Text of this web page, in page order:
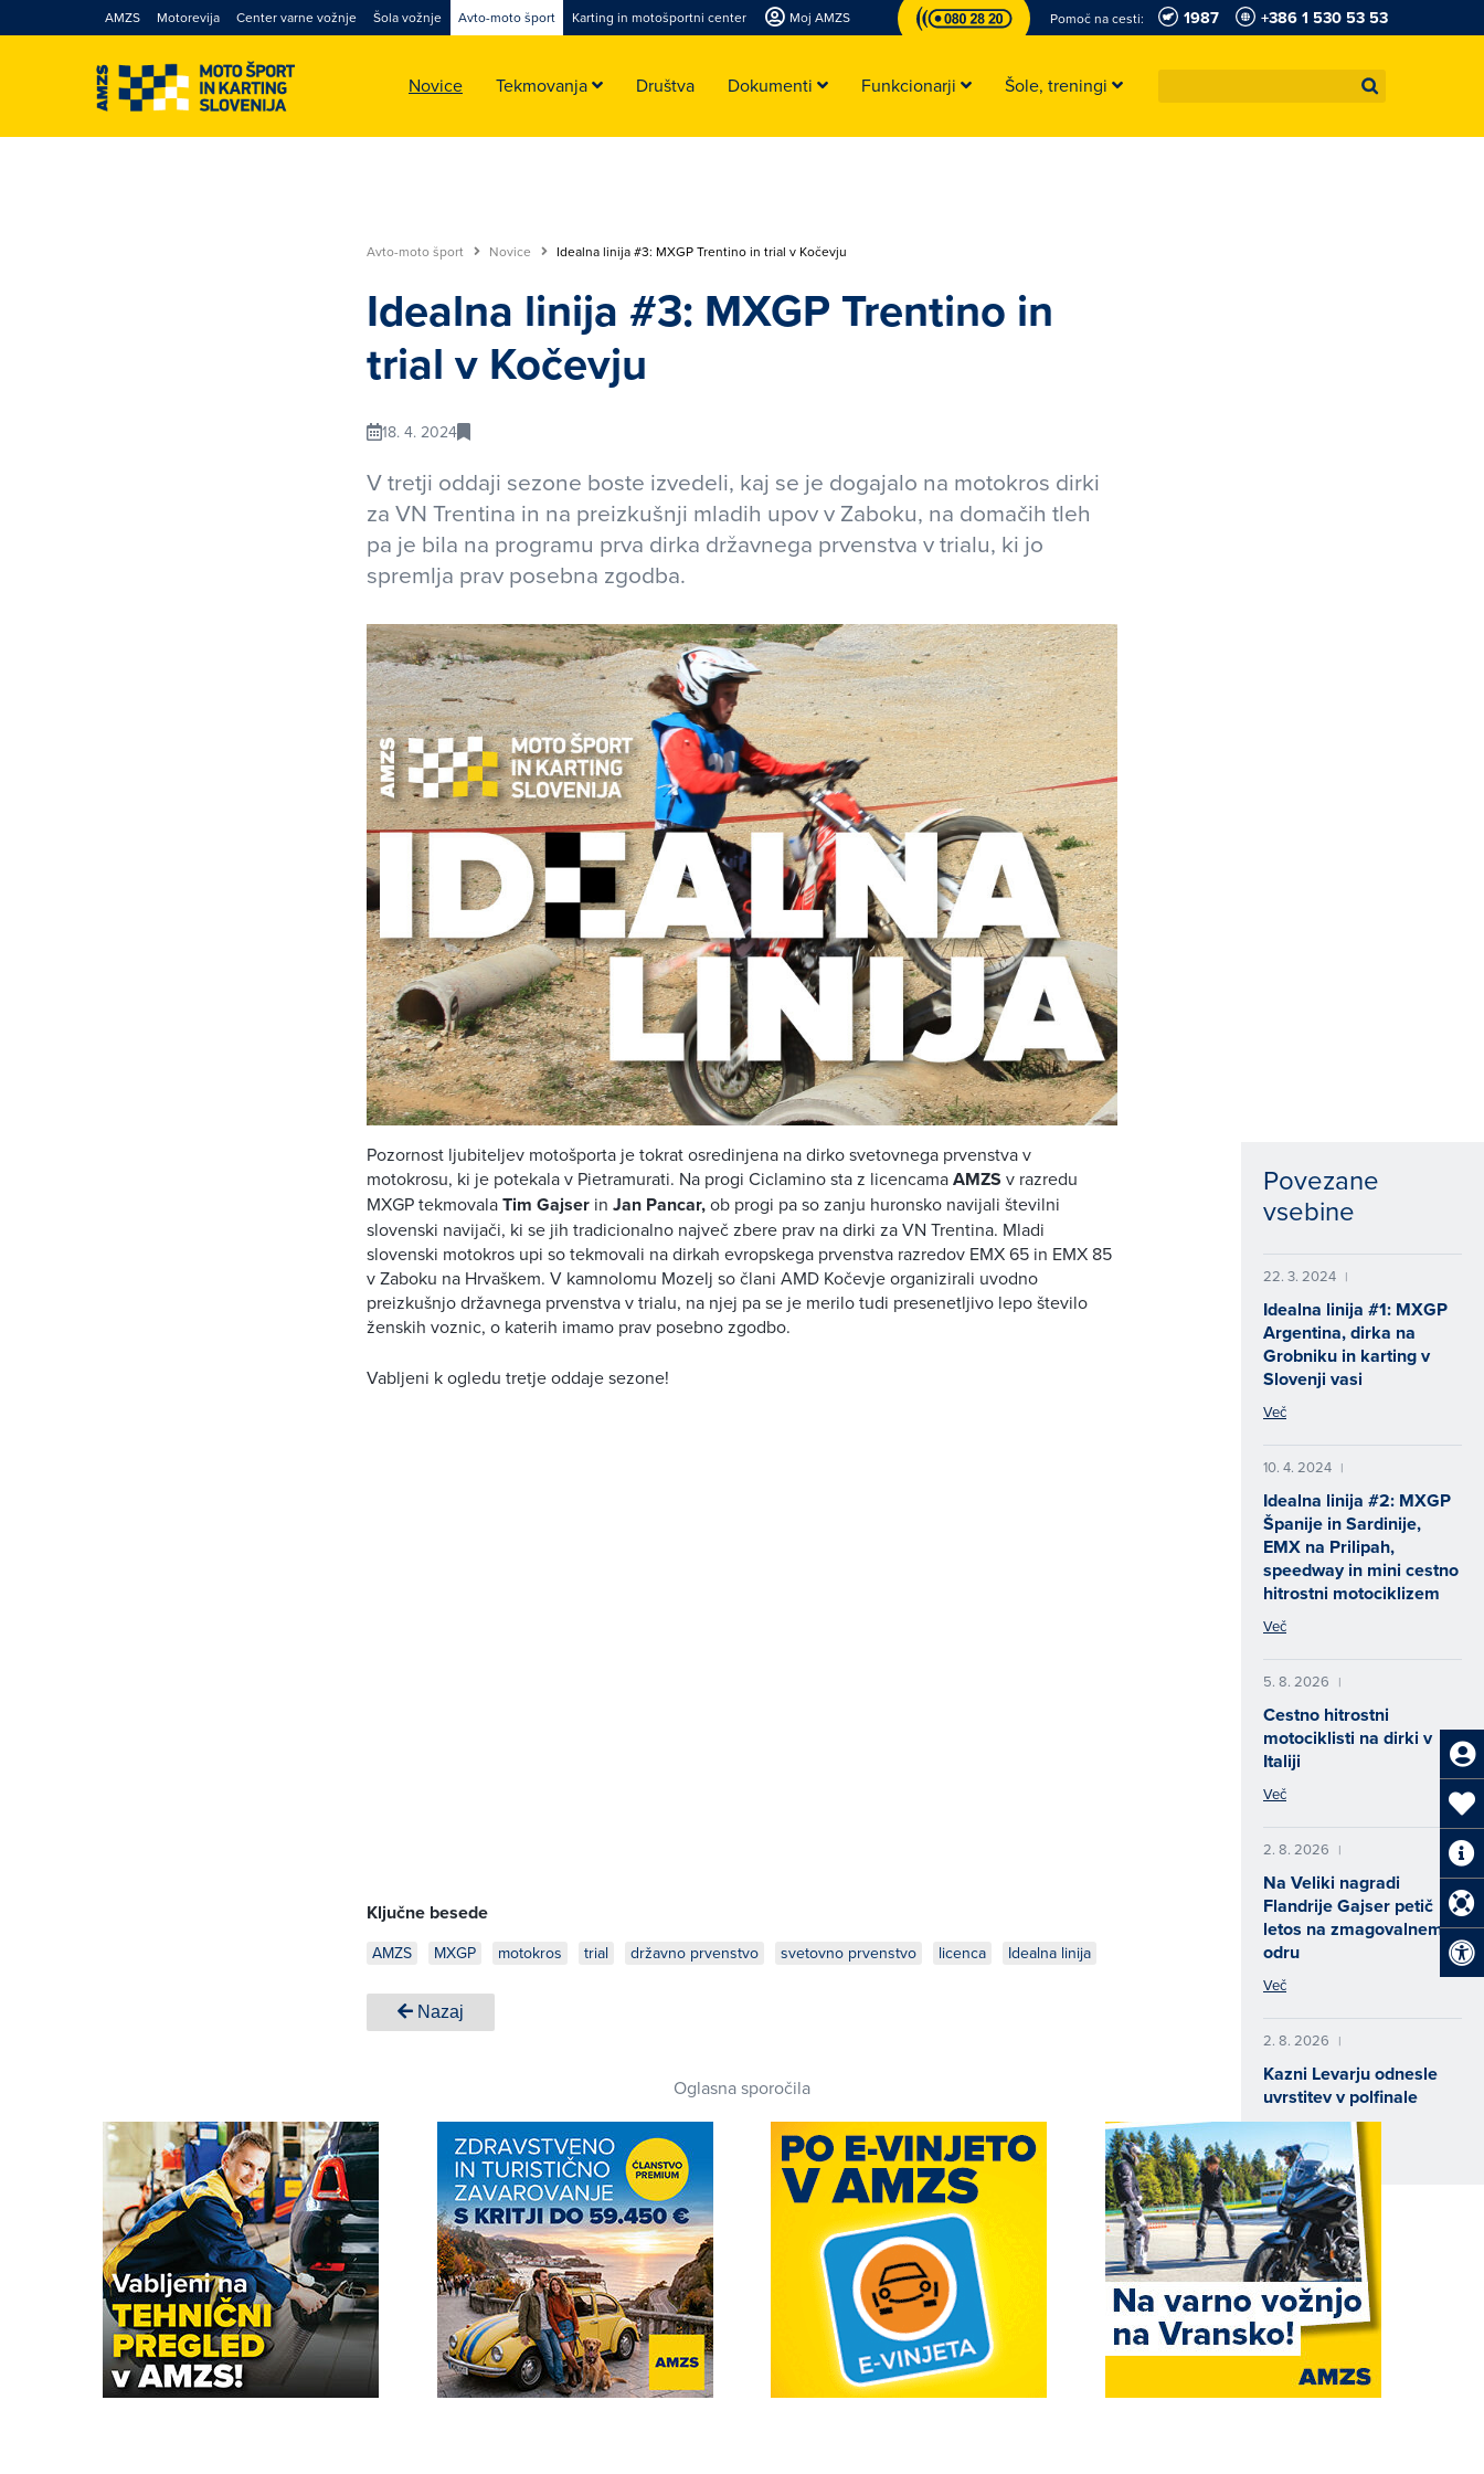
AMZS Motorevija Center varne vožnje Šola vožnje Avto-moto šport Karting in motošportni center Moj AMZS Pomoč na cesti: 1987 +386 1 530 53 53
Novice Tekmovanja Društva Dokumenti Funkcionarji Šole, treningi
Avto-moto šport Novice Idealna linija #3: MXGP Trentino in trial v Kočevju
Idealna linija #3: MXGP Trentino in
trial v Kočevju
18. 4. 2024
V tretji oddaji sezone boste izvedeli, kaj se je dogajalo na motokros dirki
za VN Trentina in na preizkušnji mladih upov v Zaboku, na domačih tleh
pa je bila na programu prva dirka državnega prvenstva v trialu, ki jo
spremlja prav posebna zgodba.
Pozornost ljubiteljev motošporta je tokrat osredinjena na dirko svetovnega prvenstva v
motokrosu, ki je potekala v Pietramurati. Na progi Ciclamino sta z licencamaAMZS v razredu
MXGP tekmovalaTim Gajser in Jan Pancar,ob progi pa so zanju huronsko navijali številni
slovenski navijači, ki se jih tradicionalno največ zbere prav na dirki za VN Trentina. Mladi
slovenski motokros upi so tekmovali na dirkah evropskega prvenstva razredov EMX 65 in EMX 85
v Zaboku na Hrvaškem. V kamnolomu Mozelj so člani AMD Kočevje organizirali uvodno
preizkušnjo državnega prvenstva v trialu, na njej pa se je merilo tudi presenetljivo lepo število
ženskih voznic, o katerih imamo prav posebno zgodbo.
Vabljeni k ogledu tretje oddaje sezone!
Ključne besede
AMZS MXGP motokros trial državno prvenstvo svetovno prvenstvo licenca Idealna linija
Nazaj
Povezane
vsebine
22. 3. 2024 |
Idealna linija #1: MXGP
Argentina, dirka na
Grobniku in karting v
Slovenji vasi
Več
10. 4. 2024 |
Idealna linija #2: MXGP
Španije in Sardinije,
EMX na Prilipah,
speedway in mini cestno
hitrostni motociklizem
Več
5. 8. 2026 |
Cestno hitrostni
motociklisti na dirki v
Italiji
Več
2. 8. 2026 |
Na Veliki nagradi
Flandrije Gajser petič
letos na zmagovalnem
odru
Več
2. 8. 2026 |
Kazni Levarju odnesle
uvrstitev v polfinale
Oglasna sporočila